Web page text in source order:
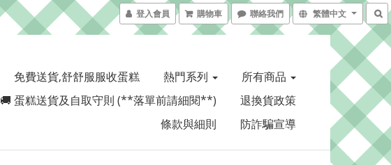
登入會員 購物車 聯絡我們 繁體中文
免費送貨,舒舒服服收蛋糕 熱門系列
所有商品
🚚 蛋糕送貨及自取守則 (**落單前請細閱**)
退換貨政策
條款與細則
防詐騙宣導